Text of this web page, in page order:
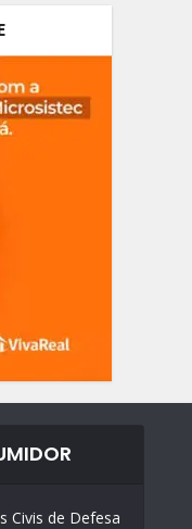
Civis de Defesa